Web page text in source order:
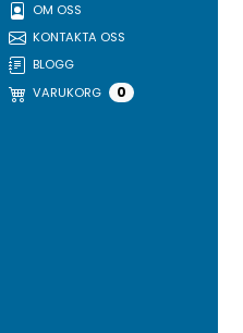
OM OSS
KONTAKTA OSS
BLOGG
VARUKORG
0